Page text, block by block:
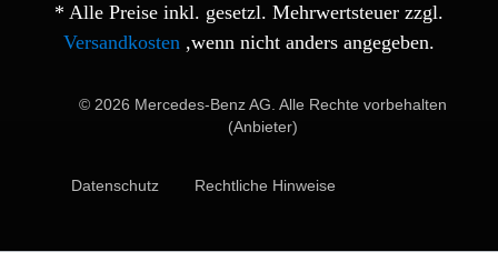
* Alle Preise inkl. gesetzl. Mehrwertsteuer zzgl.
Versandkosten ,wenn nicht anders angegeben.
© 2026 Mercedes-Benz AG. Alle Rechte vorbehalten
(Anbieter)
Datenschutz Rechtliche Hinweise